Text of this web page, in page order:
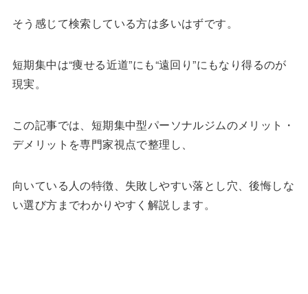
そう感じて検索している方は多いはずです。
短期集中は“痩せる近道”にも“遠回り”にもなり得るのが
現実。
この記事では、短期集中型パーソナルジムのメリット・
デメリットを専門家視点で整理し、
向いている人の特徴、失敗しやすい落とし穴、後悔しな
い選び方までわかりやすく解説します。